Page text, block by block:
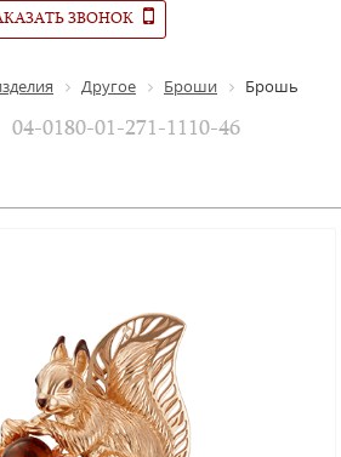
ЗВОНОК
Другое Броши Брошь
04-0180-01-271-1110-46